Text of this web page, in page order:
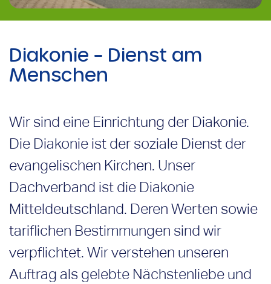
Diakonie – Dienst am
Menschen
Wir sind eine Einrichtung der Diakonie.
Die Diakonie ist der soziale Dienst der
evangelischen Kirchen. Unser
Dachverband ist die Diakonie
Mitteldeutschland. Deren Werten sowie
tariflichen Bestimmungen sind wir
verpflichtet. Wir verstehen unseren
Auftrag als gelebte Nächstenliebe und